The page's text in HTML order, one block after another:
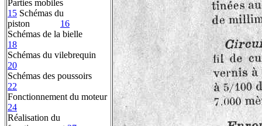
Parties mobiles
15 Schémas du
piston 16
Schémas de la bielle
18
Schémas du vilebrequin
20
Schémas des poussoirs
22
Fonctionnement du moteur
24
Réalisation du